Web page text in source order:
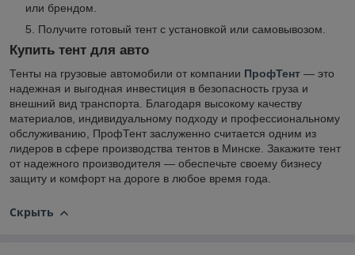
или брендом.
Получите готовый тент с установкой или самовывозом.
Купить тент для авто
Тенты на грузовые автомобили от компании ПрофТент — это
надежная и выгодная инвестиция в безопасность груза и
внешний вид транспорта. Благодаря высокому качеству
материалов, индивидуальному подходу и профессиональному
обслуживанию, ПрофТент заслуженно считается одним из
лидеров в сфере производства тентов в Минске. Закажите тент
от надежного производителя — обеспечьте своему бизнесу
защиту и комфорт на дороге в любое время года.
Скрыть